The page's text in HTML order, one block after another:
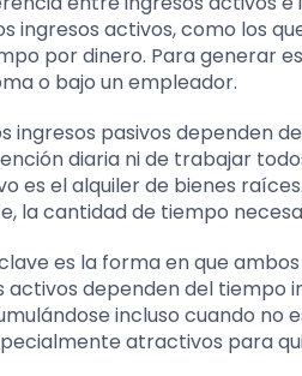
ingresos activos, como los
por dinero. Para generar
o bajo un empleador.
ingresos pasivos dependen
diaria ni de trabajar
es el alquiler de bienes
la cantidad de tiempo
es la forma en que
activos dependen del tiempo
incluso cuando no
atractivos para